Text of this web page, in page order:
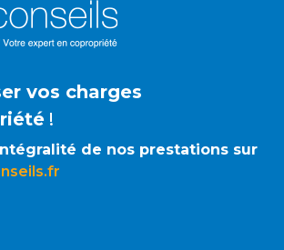
vos charges
!
de nos prestations sur